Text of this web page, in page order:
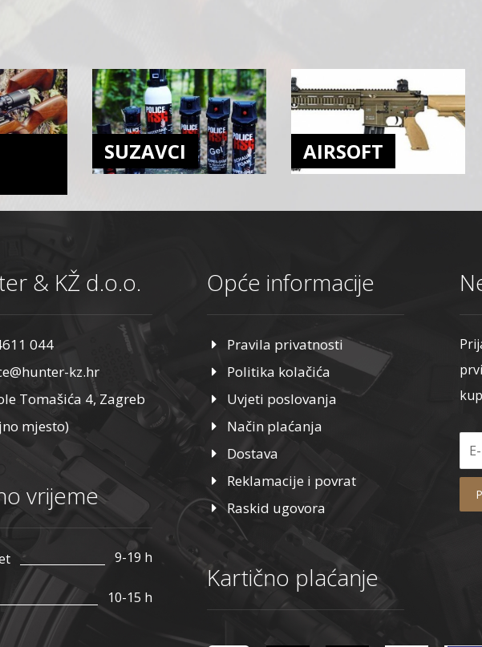
SUZAVCI AIRSOFT
& KŽ d.o.o.
044
kz.hr
Tomašića 4, Zagreb
mjesto)
vrijeme
9-19 h
10-15 h
Opće informacije
Pravila privatnosti
Politika kolačića
Uvjeti poslovanja
Način plaćanja
Dostava
Reklamacije i povrat
Raskid ugovora
Kartično plaćanje